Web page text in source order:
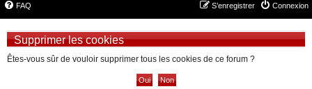
FAQ Connexion
S’enregistrer
Supprimer les cookies
Êtes-vous sûr de vouloir supprimer tous les cookies de ce forum ?